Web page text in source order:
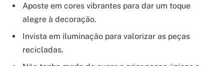
Aposte em cores vibrantes para dar um toque
alegre à decoração.
Invista em iluminação para valorizar as peças
recicladas.